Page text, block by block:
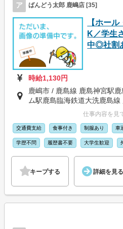
ア ばんどう太郎 鹿嶋店 [35]
【ホー
K／学生
中◎社割
時給1,130円
鹿嶋市 / 鹿島線 鹿島神宮駅
ム駅鹿島臨海鉄道大洗鹿島線
仕事内容を見
交通費支給 食事付き 制服あり 車
学歴不問 履歴書不要 大学生歓迎
キープする 詳細を見る